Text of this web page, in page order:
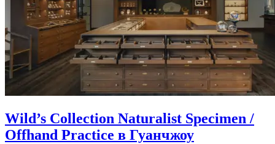
Wild’s Collection Naturalist Specimen /
Offhand Practice в Гуанчжоу